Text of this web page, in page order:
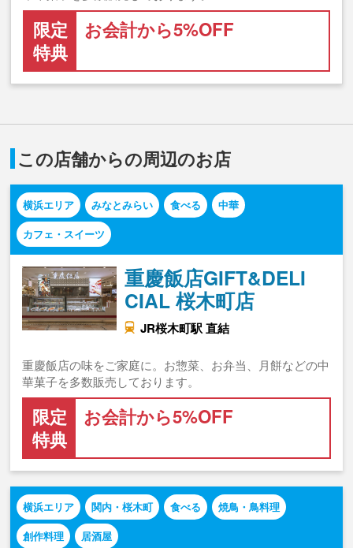
限定
特典
お会計から5%OFF
この店舗からの周辺のお店
横浜エリア みなとみらい 食べる
中華
カフェ・スイーツ
重慶飯店GIFT&DELI
CIAL 桜木町店
JR桜木町駅 直結
重慶飯店の味をご家庭に。お惣菜、お弁当、月餅などの中
華菓子を多数販売しております。
限定
特典
お会計から5%OFF
横浜エリア 関内・桜木町 食べる
焼鳥・鳥料理
創作料理
居酒屋